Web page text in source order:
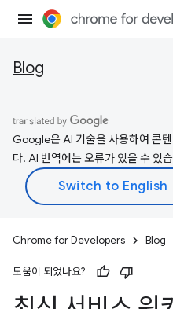
Blog
Google은 AI 기술을 사용하여 콘
다. AI 번역에는 오류가 있을 수 있
Chrome for Developers Blog
도움이 되었나요?